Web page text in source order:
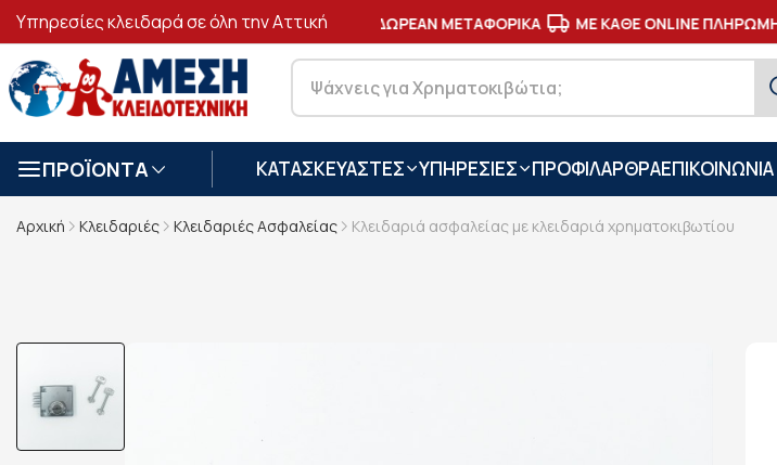
Υπηρεσίες κλειδαρά σε όλη την Αττική
ΑΣΦΑΛΕΙΣ ΣΥΝΑΛΛΑΓΕΣ ΔΩΡΕΑΝ ΜΕΤΑΦΟΡΙΚΑ ΜΕ ΚΑΘΕ ONLINE ΠΛΗΡΩΜΗ
ΠΡΟΪΟΝΤΑ ΚΑΤΑΣΚΕΥΑΣΤΕΣ ΥΠΗΡΕΣΙΕΣ ΠΡΟΦΙΛΑΡΘΡΑΕΠΙΚΟΙΝΩΝΙΑ
Αρχική Κλειδαριές Κλειδαριές Ασφαλείας Κλειδαριά ασφαλείας με κλειδαριά χρηματοκιβωτίου